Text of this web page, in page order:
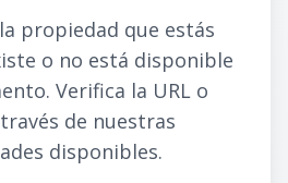
propiedad que estás
o no está disponible
Verifica la URL o
de nuestras
disponibles.